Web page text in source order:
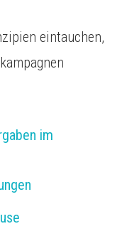
eintauchen,
im